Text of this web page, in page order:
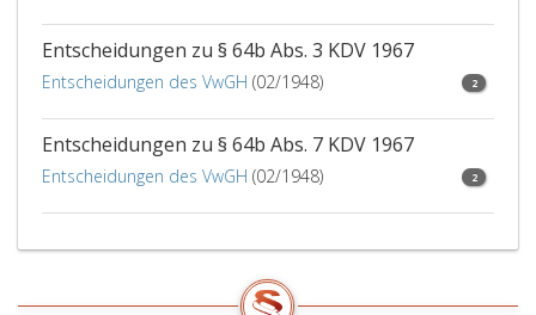
Entscheidungen zu § 64b Abs. 3 KDV 1967
Entscheidungen des VwGH (02/1948) 2
Entscheidungen zu § 64b Abs. 7 KDV 1967
Entscheidungen des VwGH (02/1948) 2